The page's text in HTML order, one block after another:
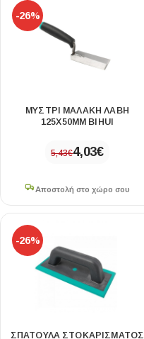
-26%
ΜΥΣΤΡΙ ΜΑΛΑΚΗ ΛΑΒΗ
125X50MM BIHUI
5,43€4,03€
Αποστολή στο χώρο σου
-26%
ΣΠΑΤΟΥΛΑ ΣΤΟΚΑΡΙΣΜΑΤΟΣ